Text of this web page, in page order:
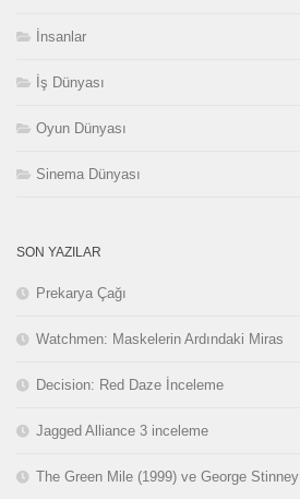
İnsanlar
İş Dünyası
Oyun Dünyası
Sinema Dünyası
SON YAZILAR
Prekarya Çağı
Watchmen: Maskelerin Ardındaki Miras
Decision: Red Daze İnceleme
Jagged Alliance 3 inceleme
The Green Mile (1999) ve George Stinney